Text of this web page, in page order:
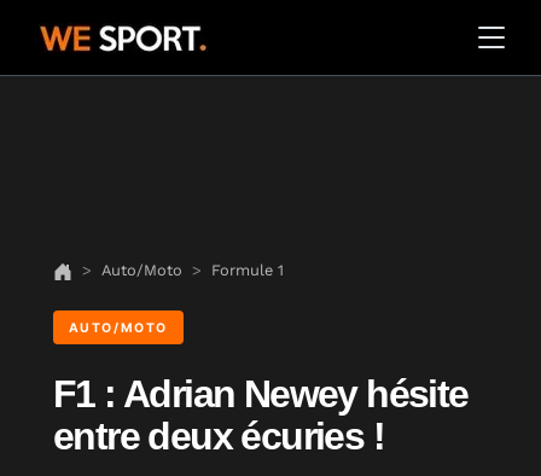
Auto/Moto Formule 1
AUTO/MOTO
F1 : Adrian Newey hésite
entre deux écuries !